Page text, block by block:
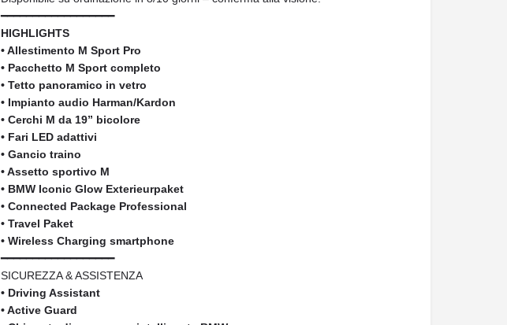
━━━━━━━━━━━━━━━━━━
HIGHLIGHTS
• Allestimento M Sport Pro
• Pacchetto M Sport completo
• Tetto panoramico in vetro
• Impianto audio Harman/Kardon
• Cerchi M da 19” bicolore
• Fari LED adattivi
• Gancio traino
• Assetto sportivo M
• BMW Iconic Glow Exterieurpaket
• Connected Package Professional
• Travel Paket
• Wireless Charging smartphone
━━━━━━━━━━━━━━━━━━
SICUREZZA & ASSISTENZA
• Driving Assistant
• Active Guard